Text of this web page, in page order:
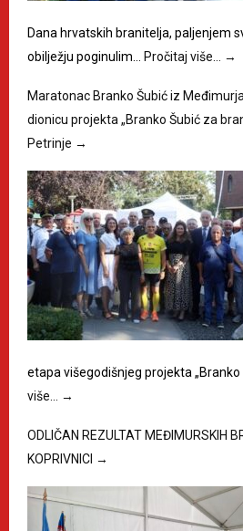
Dana hrvatskih branitelja, paljenjem
obilježju poginulim…
Pročitaj više… →
Maratonac Branko Šubić iz
dionicu projekta „Branko Šubić za
Petrinje →
etapa višegodišnjeg projekta „Branko
više…
→
ODLIČAN REZULTAT MEĐIMURSKIH
KOPRIVNICI →